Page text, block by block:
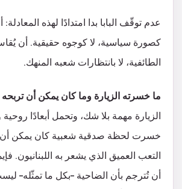
عدم توقّف البابا بدا امتدادًا لهذه
كصورة سياسية، لا كوجوه حقيقية. أن
الطائفية، لا بانتظارات شعبه المنهك.
ما خسرته الزيارة وما كان يمكن أن تربحه
الزيارة مهمة بلا شك، وتحمل أبعادًا روحية
خسرت لحظة صدقية شعبية كان يمكن
التعب العميق الذي يشعر به اللبنانيون.
أن تُترجم بأن الضاحية –بكل ما تمثّله–